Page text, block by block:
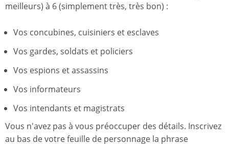
meilleurs) à 6 (simplement très, très bon) :
Vos concubines, cuisiniers et esclaves
Vos gardes, soldats et policiers
Vos espions et assassins
Vos informateurs
Vos intendants et magistrats
Vous n'avez pas à vous préoccuper des détails. Inscrivez
au bas de votre feuille de personnage la phrase